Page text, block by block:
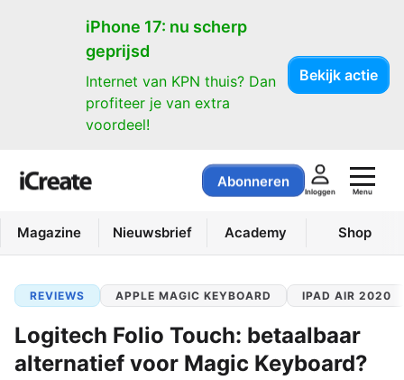
iPhone 17: nu scherp
geprijsd
Internet van KPN thuis? Dan
profiteer je van extra
voordeel!
Bekijk actie
Abonneren
Inloggen Menu
Magazine Nieuwsbrief Academy Shop
REVIEWS APPLE MAGIC KEYBOARD IPAD AIR 2020
Logitech Folio Touch: betaalbaar
alternatief voor Magic Keyboard?